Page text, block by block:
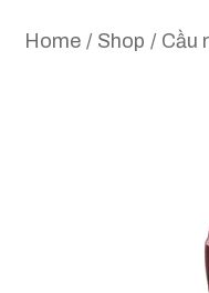
Home / Shop / Cầu